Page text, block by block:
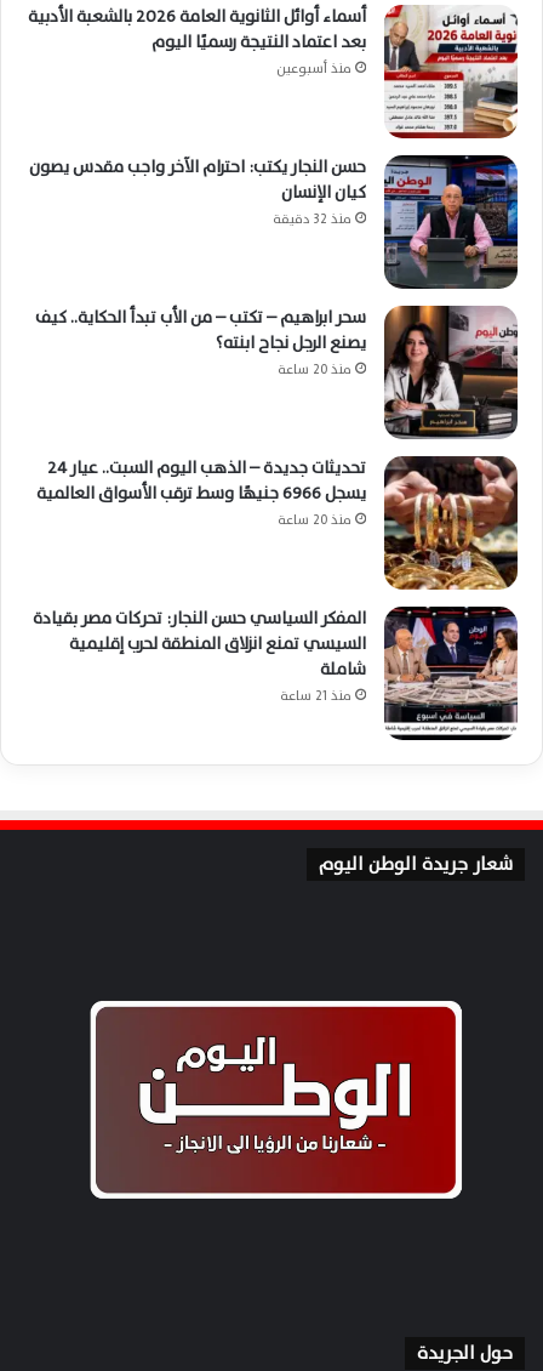
أسماء أوائل الثانوية العامة 2026 بالشعبة الأدبية
بعد اعتماد النتيجة رسميًا اليوم
منذ أسبوعين
حسن النجار يكتب: احترام الآخر واجب مقدس يصون
كيان الإنسان
منذ 32 دقيقة
سحر ابراهيم – تكتب – من الأب تبدأ الحكاية.. كيف
يصنع الرجل نجاح ابنته؟
منذ 20 ساعة
تحديثات جديدة – الذهب اليوم السبت.. عيار 24
يسجل 6966 جنيهًا وسط ترقب الأسواق العالمية
منذ 20 ساعة
المفكر السياسي حسن النجار: تحركات مصر بقيادة
السيسي تمنع انزلاق المنطقة لحرب إقليمية
شاملة
منذ 21 ساعة
شعار جريدة الوطن اليوم
حول الجريدة